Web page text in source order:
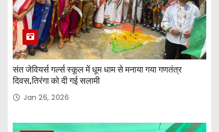
संत जेवियर्स गर्ल्स स्कूल में धूम धाम से मनाया गया गणतंत्र
दिवस,तिरंगा को दी गई सलामी
Jan 26, 2026